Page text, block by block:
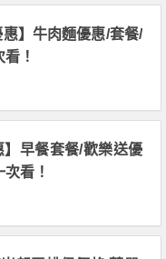
惠】牛肉麵優惠/套餐/
！
】早餐套餐/歡樂送優
看！